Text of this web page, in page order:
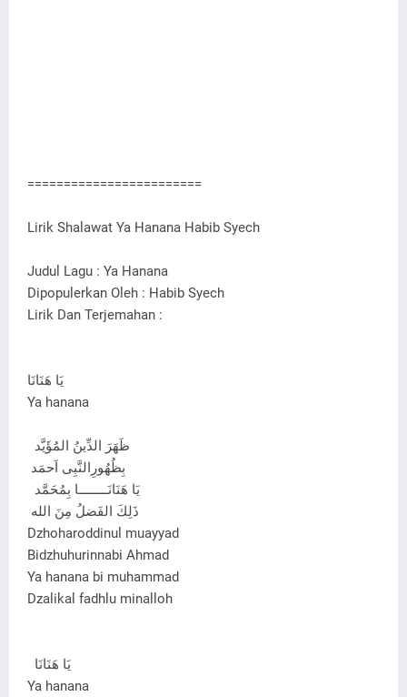
========================
Lirik Shalawat Ya Hanana Habib Syech
Judul Lagu : Ya Hanana
Dipopulerkan Oleh : Habib Syech
Lirik Dan Terjemahan :
يَا هَنَانَا
Ya hanana
ظَهَرَ الدِّينُ المُؤَيَّد
بِظُهُورِالنَّبِى اَحمَد
يَا هَنَانَــــــــا بِمُحَمَّد
ذَلِكَ الفَضلُ مِنَ الله
Dzhoharoddinul muayyad
Bidzhuhurinnabi Ahmad
Ya hanana bi muhammad
Dzalikal fadhlu minalloh
يَا هَنَانَا
Ya hanana